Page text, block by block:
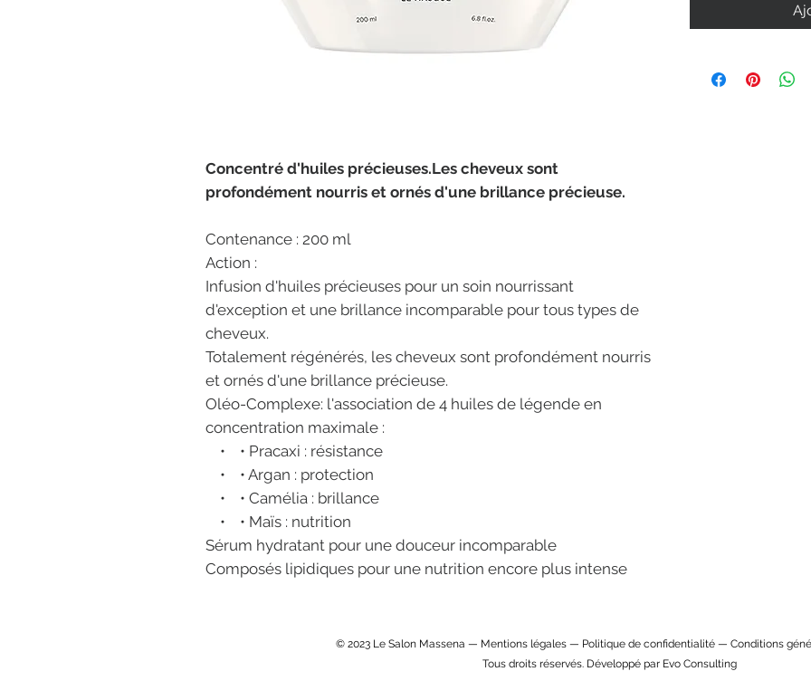
Concentré d'huiles précieuses.Les cheveux sont
profondément nourris et ornés d'une brillance précieuse.
Contenance : 200 ml
Action :
Infusion d'huiles précieuses pour un soin nourrissant
d'exception et une brillance incomparable pour tous types de
cheveux.
Totalement régénérés, les cheveux sont profondément nourris
et ornés d'une brillance précieuse.
Oléo-Complexe: l'association de 4 huiles de légende en
concentration maximale :
• • Pracaxi : résistance
• • Argan : protection
• • Camélia : brillance
• • Maïs : nutrition
Sérum hydratant pour une douceur incomparable
Composés lipidiques pour une nutrition encore plus intense
© 2023 Le Salon Massena — Mentions légales — Politique de confidentialité — Conditions
Tous droits réservés. Développé par Evo Consulting